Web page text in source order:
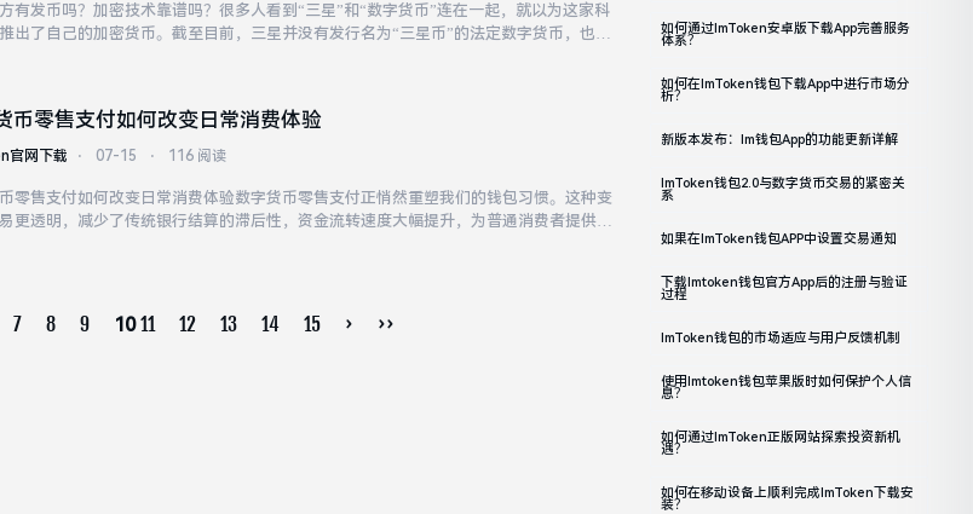
有发币吗？加密技术靠谱吗？很多人看到“三星”和“数字货币”连在一起，就以为这家科
出了自己的加密货币。截至目前，三星并没有发行名为“三星币”的法定数字货币，也没
币零售支付如何改变日常消费体验
官网下载 ⋅ 07-15 ⋅ 116 阅读
零售支付如何改变日常消费体验数字货币零售支付正悄然重塑我们的钱包习惯。这种变
更透明，减少了传统银行结算的滞后性，资金流转速度大幅提升，为普通消费者提供了
7 8 9 10 11 12 13 14 15 › ››
如何通过imToken安卓版下载app完善服务
体系？
如何在imToken钱包下载app中进行市场分
析？
新版本发布：im钱包App的功能更新详解
ImToken钱包2.0与数字货币交易的紧密关
系
如果在imToken钱包APP中设置交易通知
下载imtoken钱包官方app后的注册与验证
过程
ImToken钱包的市场适应与用户反馈机制
使用imtoken钱包苹果版时如何保护个人信
息？
如何通过imToken正版网站探索投资新机
遇？
如何在移动设备上顺利完成imToken下载安
装？